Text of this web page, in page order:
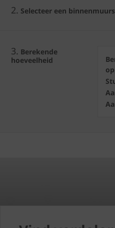
2. Selecteer een
3. Berekende
hoeveelheid